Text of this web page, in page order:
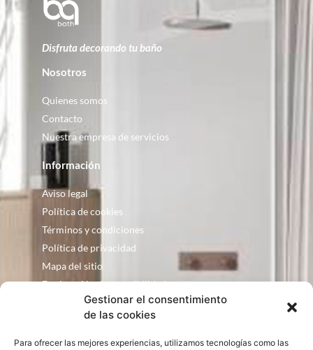
Gestionar el consentimiento
de las cookies
Para ofrecer las mejores experiencias, utilizamos tecnologías como las
Disfruta decorando tu baño
Nosotros
Quienes somos
Contacto
Nuestra empresa de servicios
Información
Aviso legal
Política de cookies
Términos y condiciones
Política de privacidad
Mapa del sitio
Declaración de accesibilidad
Contacto
Fontanería Baquero